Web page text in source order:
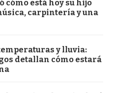
cómo está hoy su hijo
carpintería y una
y lluvia:
detallan cómo estará